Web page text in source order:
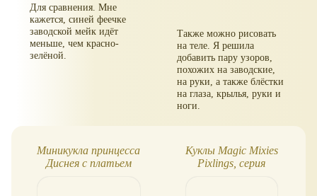
Для сравнения. Мне
кажется, синей феечке
заводской мейк идёт
меньше, чем красно-
зелёной.
Также можно рисовать
на теле. Я решила
добавить пару узоров,
похожих на заводские,
на руки, а также блёстки
на глаза, крылья, руки и
ноги.
Миникукла принцесса
Диснея с платьем
Куклы Magic Mixies
Pixlings, серия